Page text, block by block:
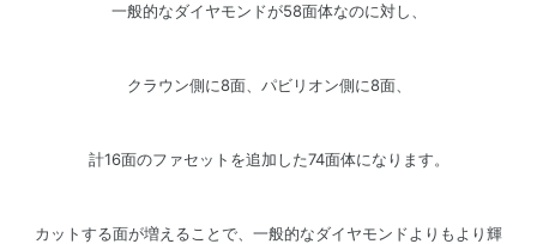
一般的なダイヤモンドが58面体なのに対し、
クラウン側に8面、パビリオン側に8面、
計16面のファセットを追加した74面体になります。
カットする面が増えることで、一般的なダイヤモンドよりもより輝